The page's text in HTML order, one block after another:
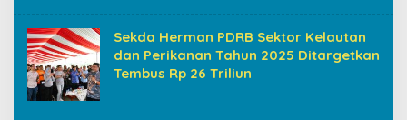
Sekda Herman PDRB Sektor Kelautan
dan Perikanan Tahun 2025 Ditargetkan
Tembus Rp 26 Triliun